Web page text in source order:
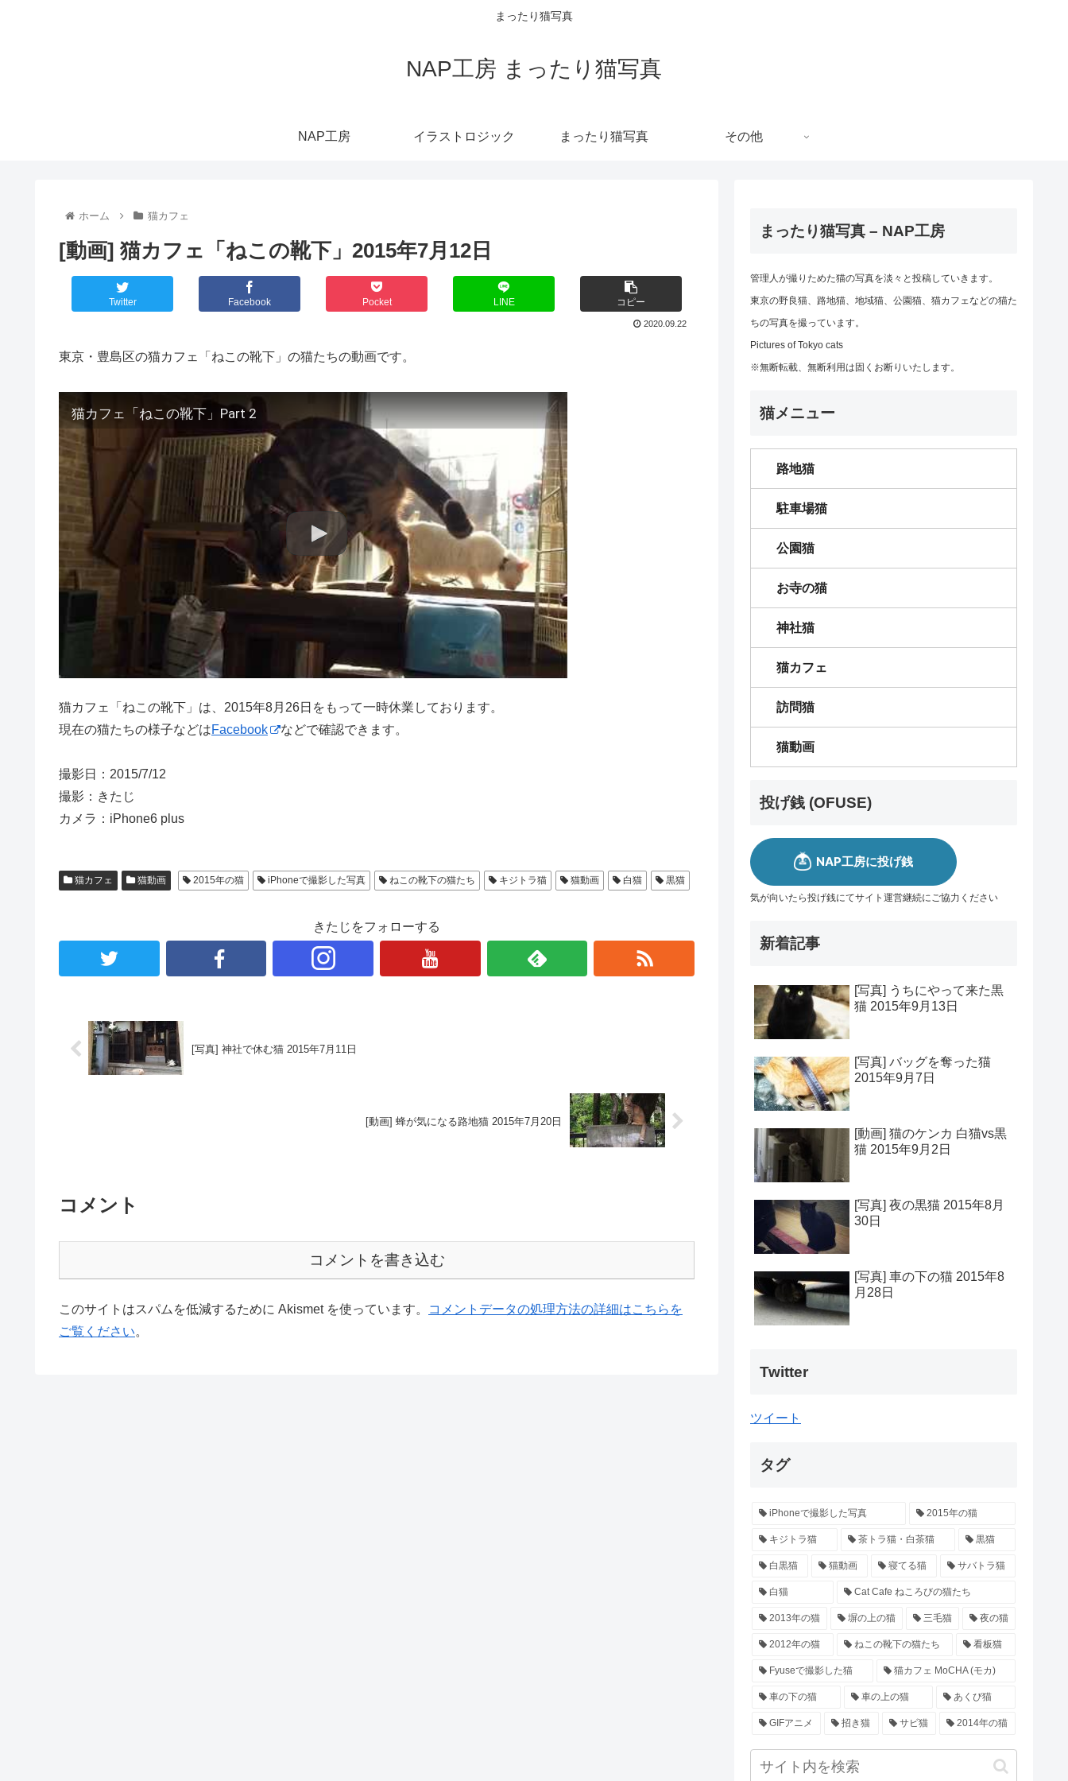
まったり猫写真
NAP工房 まったり猫写真
NAP工房 イラストロジック まったり猫写真 その他
ホーム 猫カフェ
[動画] 猫カフェ「ねこの靴下」2015年7月12日
Twitter Facebook Pocket LINE コピー
2020.09.22
東京・豊島区の猫カフェ「ねこの靴下」の猫たちの動画です。
猫カフェ「ねこの靴下」Part 2
猫カフェ「ねこの靴下」は、2015年8月26日をもって一時休業しております。
現在の猫たちの様子などはFacebook などで確認できます。
撮影日：2015/7/12
撮影：きたじ
カメラ：iPhone6 plus
猫カフェ 猫動画 2015年の猫 iPhoneで撮影した写真 ねこの靴下の猫たち キジトラ猫 猫動画 白猫 黒猫
きたじをフォローする
[写真] 神社で休む猫 2015年7月11日
[動画] 蜂が気になる路地猫 2015年7月20日
コメント
コメントを書き込む
このサイトはスパムを低減するために Akismet を使っています。
コメントデータの処理方法の詳細はこちらを
ご覧ください。
まったり猫写真 – NAP工房
管理人が撮りためた猫の写真を淡々と投稿していきます。
東京の野良猫、路地猫、地域猫、公園猫、猫カフェなどの猫た
ちの写真を撮っています。
Pictures of Tokyo cats
※無断転載、無断利用は固くお断りいたします。
猫メニュー
路地猫
駐車場猫
公園猫
お寺の猫
神社猫
猫カフェ
訪問猫
猫動画
投げ銭 (OFUSE)
気が向いたら投げ銭にてサイト運営継続にご協力ください
新着記事
[写真] うちにやって来た黒
猫 2015年9月13日
[写真] バッグを奪った猫
2015年9月7日
[動画] 猫のケンカ 白猫vs黒
猫 2015年9月2日
[写真] 夜の黒猫 2015年8月
30日
[写真] 車の下の猫 2015年8
月28日
Twitter
ツイート
タグ
iPhoneで撮影した写真 2015年の猫
キジトラ猫 茶トラ猫・白茶猫 黒猫
白黒猫 猫動画 寝てる猫 サバトラ猫
白猫 Cat Cafe ねころびの猫たち
2013年の猫 塀の上の猫 三毛猫 夜の猫
2012年の猫 ねこの靴下の猫たち 看板猫
Fyuseで撮影した猫 猫カフェ MoCHA (モカ)
車の下の猫 車の上の猫 あくび猫
GIFアニメ 招き猫 サビ猫 2014年の猫